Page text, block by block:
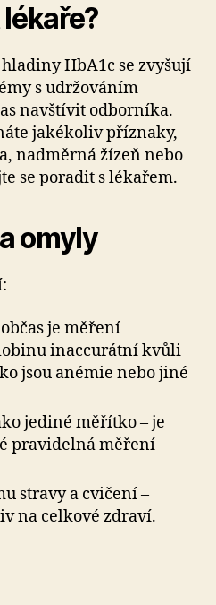
HbA1c se zvyšují
s udržováním
navštívit odborníka.
jakékoliv příznaky,
nadměrná žízeň nebo
se poradit s lékařem.
omyly
je měření
inaccurátní kvůli
jsou anémie nebo jiné
jediné měřítko – je
pravidelná měření
stravy a cvičení –
na celkové zdraví.